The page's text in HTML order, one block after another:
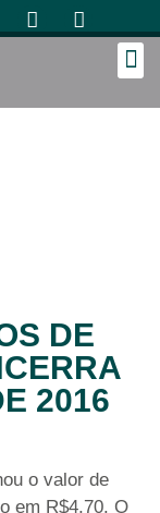
DE
2016
o valor de
em R$4,70. O